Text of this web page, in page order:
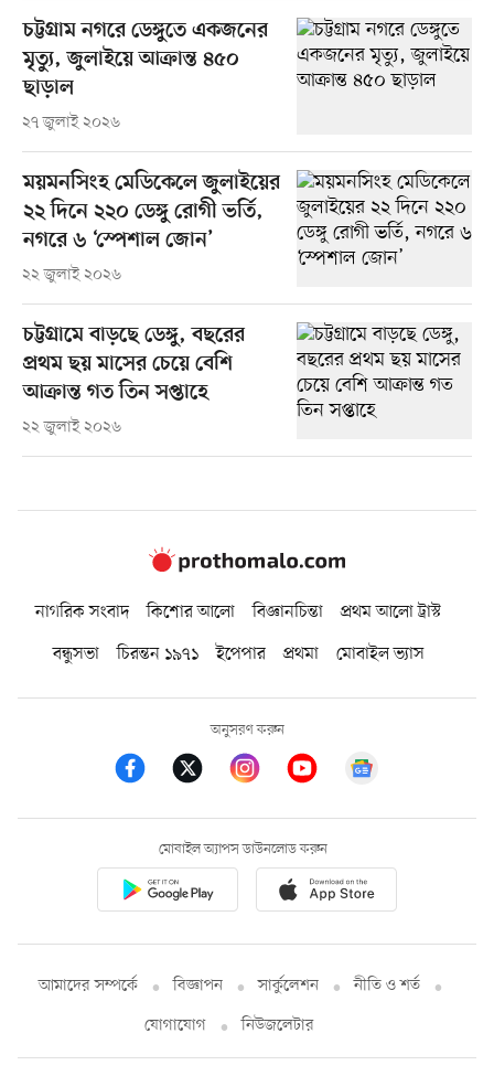
চট্টগ্রাম নগরে ডেঙ্গুতে একজনের
মৃত্যু, জুলাইয়ে আক্রান্ত ৪৫০
ছাড়াল
২৭ জুলাই ২০২৬
ময়মনসিংহ মেডিকেলে জুলাইয়ের
২২ দিনে ২২০ ডেঙ্গু রোগী ভর্তি,
নগরে ৬ ‘স্পেশাল জোন’
২২ জুলাই ২০২৬
চট্টগ্রামে বাড়ছে ডেঙ্গু, বছরের
প্রথম ছয় মাসের চেয়ে বেশি
আক্রান্ত গত তিন সপ্তাহে
২২ জুলাই ২০২৬
নাগরিক সংবাদ কিশোর আলো বিজ্ঞানচিন্তা
প্রথম আলো ট্রাস্ট
বন্ধুসভা
চিরন্তন ১৯৭১ ইপেপার প্রথমা মোবাইল ভ্যাস
অনুসরণ করুন
মোবাইল অ্যাপস ডাউনলোড করুন
আমাদের সম্পর্কে বিজ্ঞাপন সার্কুলেশন
নীতি ও শর্ত
যোগাযোগ
নিউজলেটার